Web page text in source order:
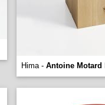
Hima - Antoine Motard